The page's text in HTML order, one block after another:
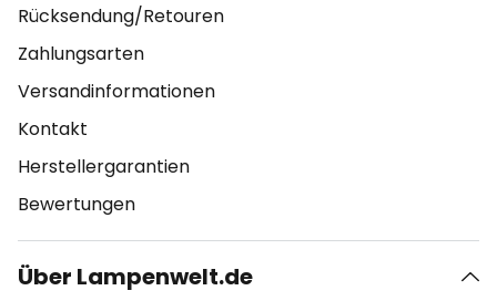
Rücksendung/Retouren
Zahlungsarten
Versandinformationen
Kontakt
Herstellergarantien
Bewertungen
Über Lampenwelt.de